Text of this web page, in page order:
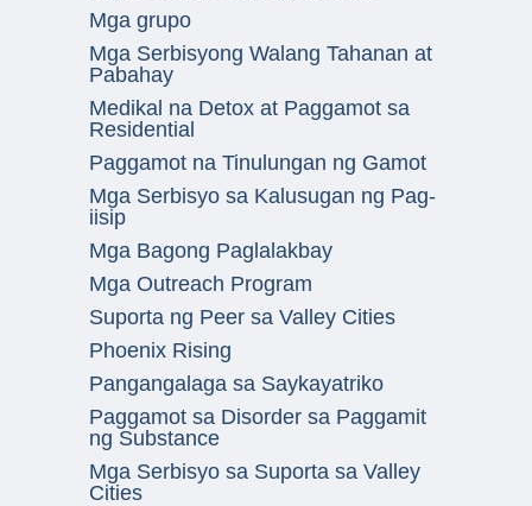
Mga grupo
Mga Serbisyong Walang Tahanan at
Pabahay
Medikal na Detox at Paggamot sa
Residential
Paggamot na Tinulungan ng Gamot
Mga Serbisyo sa Kalusugan ng Pag-
iisip
Mga Bagong Paglalakbay
Mga Outreach Program
Suporta ng Peer sa Valley Cities
Phoenix Rising
Pangangalaga sa Saykayatriko
Paggamot sa Disorder sa Paggamit
ng Substance
Mga Serbisyo sa Suporta sa Valley
Cities